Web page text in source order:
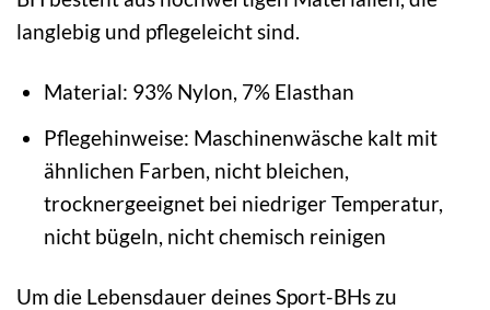
langlebig und pflegeleicht sind.
Material: 93% Nylon, 7% Elasthan
Pflegehinweise: Maschinenwäsche kalt mit
ähnlichen Farben, nicht bleichen,
trocknergeeignet bei niedriger Temperatur,
nicht bügeln, nicht chemisch reinigen
Um die Lebensdauer deines Sport-BHs zu